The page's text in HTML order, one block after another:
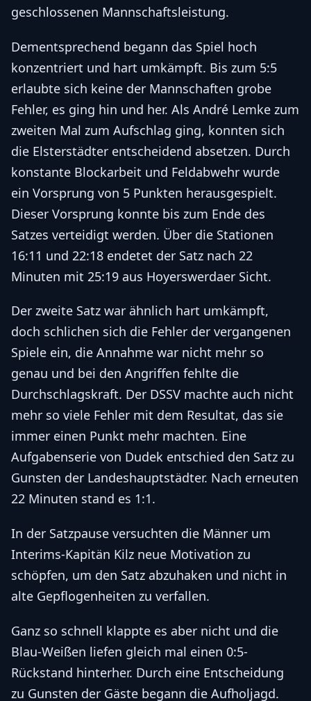
geschlossenen Mannschaftsleistung.
Dementsprechend begann das Spiel hoch
konzentriert und hart umkämpft. Bis zum 5:5
erlaubte sich keine der Mannschaften grobe
Fehler, es ging hin und her. Als André Lemke zum
zweiten Mal zum Aufschlag ging, konnten sich
die Elsterstädter entscheidend absetzen. Durch
konstante Blockarbeit und Feldabwehr wurde
ein Vorsprung von 5 Punkten herausgespielt.
Dieser Vorsprung konnte bis zum Ende des
Satzes verteidigt werden. Über die Stationen
16:11 und 22:18 endetet der Satz nach 22
Minuten mit 25:19 aus Hoyerswerdaer Sicht.
Der zweite Satz war ähnlich hart umkämpft,
doch schlichen sich die Fehler der vergangenen
Spiele ein, die Annahme war nicht mehr so
genau und bei den Angriffen fehlte die
Durchschlagskraft. Der DSSV machte auch nicht
mehr so viele Fehler mit dem Resultat, das sie
immer einen Punkt mehr machten. Eine
Aufgabenserie von Dudek entschied den Satz zu
Gunsten der Landeshauptstädter. Nach erneuten
22 Minuten stand es 1:1.
In der Satzpause versuchten die Männer um
Interims-Kapitän Kilz neue Motivation zu
schöpfen, um den Satz abzuhaken und nicht in
alte Gepflogenheiten zu verfallen.
Ganz so schnell klappte es aber nicht und die
Blau-Weißen liefen gleich mal einen 0:5-
Rückstand hinterher. Durch eine Entscheidung
zu Gunsten der Gäste begann die Aufholjagd.